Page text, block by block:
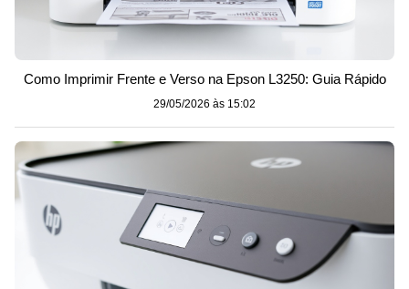
Como Imprimir Frente e Verso na Epson L3250: Guia Rápido
29/05/2026 às 15:02